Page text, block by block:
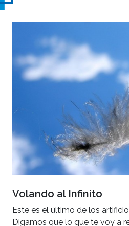
Volando al Infinito
Este es el último de los
Digamos que lo que te voy a